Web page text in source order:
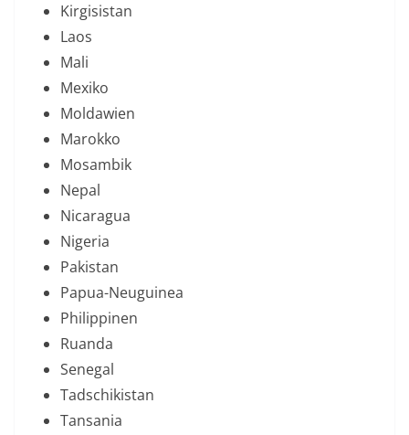
Kirgisistan
Laos
Mali
Mexiko
Moldawien
Marokko
Mosambik
Nepal
Nicaragua
Nigeria
Pakistan
Papua-Neuguinea
Philippinen
Ruanda
Senegal
Tadschikistan
Tansania